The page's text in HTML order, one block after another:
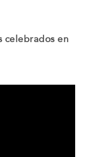
celebrados en